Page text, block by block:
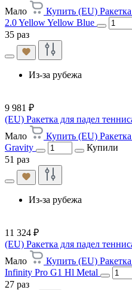
Мало
Купить (EU)
2.0 Yellow Yellow Blue
35 раз
Из-за рубежа
9 981 ₽
(EU) Ракетка для падел
Мало
Купить (EU)
Gravity
Купили
51 раз
Из-за рубежа
11 324 ₽
(EU) Ракетка для падел
Мало
Купить (EU)
Infinity Pro G1 Hl Metal
27 раз